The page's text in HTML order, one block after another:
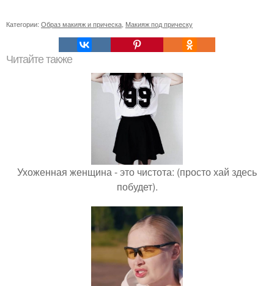
Категории: Образ макияж и прическа Макияж под прическу
Читайте также
Ухоженная женщина - это чистота: (просто хай здесь
побудет).